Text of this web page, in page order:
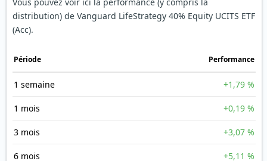
distribution) de Vanguard LifeStrategy 40% Equity UCITS ETF
(Acc).
Période Performance
1 semaine +1,79 %
1 mois +0,19 %
3 mois +3,07 %
6 mois +5,11 %